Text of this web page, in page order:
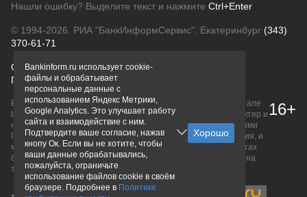
Нашли ошибку? Выделите текст и нажмите Ctrl+Enter
© 1994-2026. РИА "БанкИнформСервис". Екатеринбург (343)
370-61-71
О проектеПолитика конфиденциальности
Правовая информацияДля рекламодателей
Вся информация о продуктах банков, размещенная на портале
bankinform.ru, носит исключительно ознакомительный характер и
не является публичной офертой, определяемой положениями
ГК РФ. Информация не содержит точного и полного описания, и
может быть изменена. Конечные условия уточняйте на сайтах
банков или при личном обращении. Исключительное право на
товарные знаки принадлежит их правообладателям.
16+
Bankinform.ru использует cookie-
файлы и обрабатывает
персональные данные с
использованием Яндекс Метрики,
Google Analytics. Это улучшает работу
сайта и взаимодействие с ним.
Подтвердите ваше согласие, нажав
кнопу Ок. Если вы не хотите, чтобы
ваши данные обрабатывались,
пожалуйста, ограничьте
использование файлов cookie в своём
браузере. Подробнее в Политике